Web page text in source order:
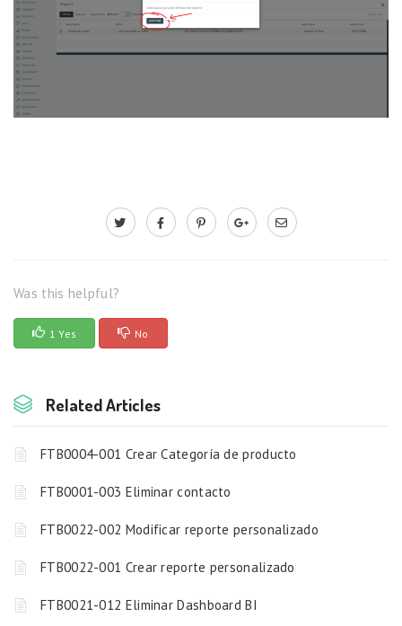
Was this helpful?
1 Yes No
Related Articles
FTB0004-001 Crear Categoría de producto
FTB0001-003 Eliminar contacto
FTB0022-002 Modificar reporte personalizado
FTB0022-001 Crear reporte personalizado
FTB0021-012 Eliminar Dashboard BI